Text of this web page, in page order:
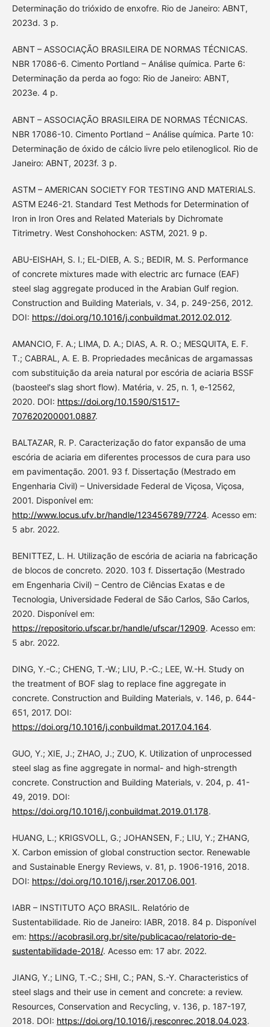
Determinação do trióxido de enxofre. Rio de Janeiro: ABNT,
2023d. 3 p.
ABNT – ASSOCIAÇÃO BRASILEIRA DE NORMAS TÉCNICAS.
NBR 17086-6. Cimento Portland – Análise química. Parte 6:
Determinação da perda ao fogo: Rio de Janeiro: ABNT,
2023e. 4 p.
ABNT – ASSOCIAÇÃO BRASILEIRA DE NORMAS TÉCNICAS.
NBR 17086-10. Cimento Portland – Análise química. Parte 10:
Determinação de óxido de cálcio livre pelo etilenoglicol. Rio de
Janeiro: ABNT, 2023f. 3 p.
ASTM – AMERICAN SOCIETY FOR TESTING AND MATERIALS.
ASTM E246-21. Standard Test Methods for Determination of
Iron in Iron Ores and Related Materials by Dichromate
Titrimetry. West Conshohocken: ASTM, 2021. 9 p.
ABU-EISHAH, S. I.; EL-DIEB, A. S.; BEDIR, M. S. Performance
of concrete mixtures made with electric arc furnace (EAF)
steel slag aggregate produced in the Arabian Gulf region.
Construction and Building Materials, v. 34, p. 249-256, 2012.
DOI: https://doi.org/10.1016/j.conbuildmat.2012.02.012.
AMANCIO, F. A.; LIMA, D. A.; DIAS, A. R. O.; MESQUITA, E. F.
T.; CABRAL, A. E. B. Propriedades mecânicas de argamassas
com substituição da areia natural por escória de aciaria BSSF
(baosteel's slag short flow). Matéria, v. 25, n. 1, e-12562,
2020. DOI: https://doi.org/10.1590/S1517-
707620200001.0887.
BALTAZAR, R. P. Caracterização do fator expansão de uma
escória de aciaria em diferentes processos de cura para uso
em pavimentação. 2001. 93 f. Dissertação (Mestrado em
Engenharia Civil) – Universidade Federal de Viçosa, Viçosa,
2001. Disponível em:
http://www.locus.ufv.br/handle/123456789/7724. Acesso em:
5 abr. 2022.
BENITTEZ, L. H. Utilização de escória de aciaria na fabricação
de blocos de concreto. 2020. 103 f. Dissertação (Mestrado
em Engenharia Civil) – Centro de Ciências Exatas e de
Tecnologia, Universidade Federal de São Carlos, São Carlos,
2020. Disponível em:
https://repositorio.ufscar.br/handle/ufscar/12909. Acesso em:
5 abr. 2022.
DING, Y.-C.; CHENG, T.-W.; LIU, P.-C.; LEE, W.-H. Study on
the treatment of BOF slag to replace fine aggregate in
concrete. Construction and Building Materials, v. 146, p. 644-
651, 2017. DOI:
https://doi.org/10.1016/j.conbuildmat.2017.04.164.
GUO, Y.; XIE, J.; ZHAO, J.; ZUO, K. Utilization of unprocessed
steel slag as fine aggregate in normal- and high-strength
concrete. Construction and Building Materials, v. 204, p. 41-
49, 2019. DOI:
https://doi.org/10.1016/j.conbuildmat.2019.01.178.
HUANG, L.; KRIGSVOLL, G.; JOHANSEN, F.; LIU, Y.; ZHANG,
X. Carbon emission of global construction sector. Renewable
and Sustainable Energy Reviews, v. 81, p. 1906-1916, 2018.
DOI: https://doi.org/10.1016/j.rser.2017.06.001.
IABR – INSTITUTO AÇO BRASIL. Relatório de
Sustentabilidade. Rio de Janeiro: IABR, 2018. 84 p. Disponível
em: https://acobrasil.org.br/site/publicacao/relatorio-de-
sustentabilidade-2018/. Acesso em: 17 abr. 2022.
JIANG, Y.; LING, T.-C.; SHI, C.; PAN, S.-Y. Characteristics of
steel slags and their use in cement and concrete: a review.
Resources, Conservation and Recycling, v. 136, p. 187-197,
2018. DOI: https://doi.org/10.1016/j.resconrec.2018.04.023.